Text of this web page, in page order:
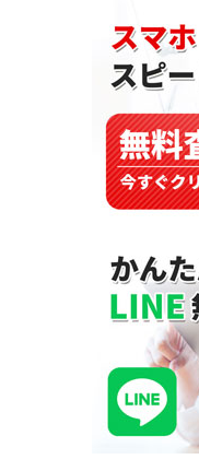
ズ
の
高
い
人
気
と